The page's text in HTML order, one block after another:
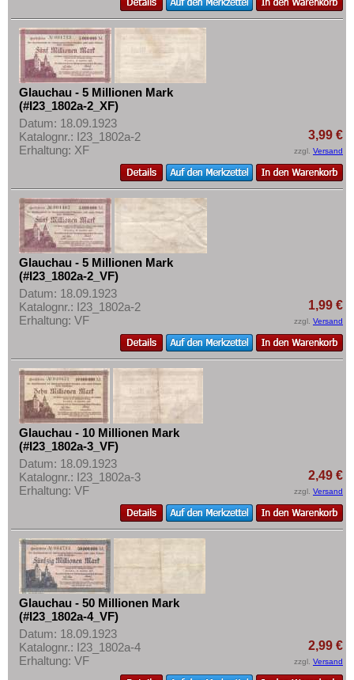
Groitzsch
Grömitz
Groß Nordende
Groß-Flottbeck
Groß-Poritsch
Groß-Salze
Groß-Wirschleben
Großbreitenbach
Großenhain
Gross-Reken
Grosszschocher
Grube Ilse
Grünberg (Schlesien)
Grundhof in Angeln
Guhrau
Güsten
Güstrow
Orte mit H...
Orte mit I...
Orte mit J...
Orte mit L...
Orte mit M...
Orte mit N...
Orte mit O...
Orte mit P...
Orte mit Q...
Orte mit R...
Widerrufsbelehrung
Liefer- und Versandkosten
AGB
Impressum
Glauchau - 5 Millionen Mark
(#I23_1802a-2_XF)
Datum: 18.09.1923
Katalognr.: I23_1802a-2
Erhaltung: XF
3,99 €
zzgl. Versand
Glauchau - 5 Millionen Mark
(#I23_1802a-2_VF)
Datum: 18.09.1923
Katalognr.: I23_1802a-2
Erhaltung: VF
1,99 €
zzgl. Versand
Glauchau - 10 Millionen Mark
(#I23_1802a-3_VF)
Datum: 18.09.1923
Katalognr.: I23_1802a-3
Erhaltung: VF
2,49 €
zzgl. Versand
Glauchau - 50 Millionen Mark
(#I23_1802a-4_VF)
Datum: 18.09.1923
Katalognr.: I23_1802a-4
Erhaltung: VF
2,99 €
zzgl. Versand